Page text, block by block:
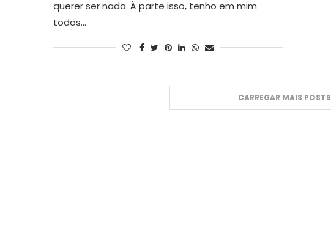
querer ser nada. À parte isso, tenho em mim
todos…
CARREGAR MAIS POSTS